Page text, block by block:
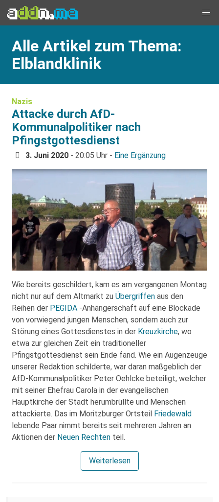
Alle Artikel zum Thema:
Elblandklinik
Nazis
Attacke durch AfD-
Kommunalpolitiker nach
Pfingstgottesdienst
3. Juni 2020 - 20:05 Uhr - Eine Ergänzung
Wie bereits geschildert, kam es am vergangenen Montag
nicht nur auf dem Altmarkt zu Übergriffen aus den
Reihen der PEGIDA -Anhängerschaft auf eine Blockade
von vorwiegend jungen Menschen, sondern auch zur
Störung eines Gottesdienstes in der Kreuzkirche, wo
etwa zur gleichen Zeit ein traditioneller
Pfingstgottesdienst sein Ende fand. Wie ein Augenzeuge
unserer Redaktion schilderte, war daran maßgeblich der
AfD-Kommunalpolitiker Peter Oehlcke beteiligt, welcher
mit seiner Ehefrau Carola in der evangelischen
Hauptkirche der Stadt herumbrüllte und Menschen
attackierte. Das im Moritzburger Ortsteil Friedewald
lebende Paar nimmt bereits seit mehreren Jahren an
Aktionen der Neuen Rechten teil.
Weiterlesen